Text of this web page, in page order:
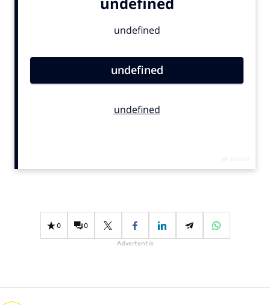
Carriere
Design
Diversiteit
Effectiviteit
Martech
0 0
Advertentie